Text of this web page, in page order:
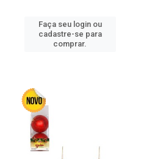
Faça seu login ou
cadastre-se para
comprar.